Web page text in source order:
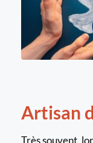
Artisan
Très souvent,